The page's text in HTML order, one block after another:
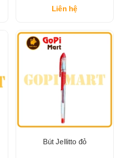
Liên hệ
Bút Jellitto đỏ